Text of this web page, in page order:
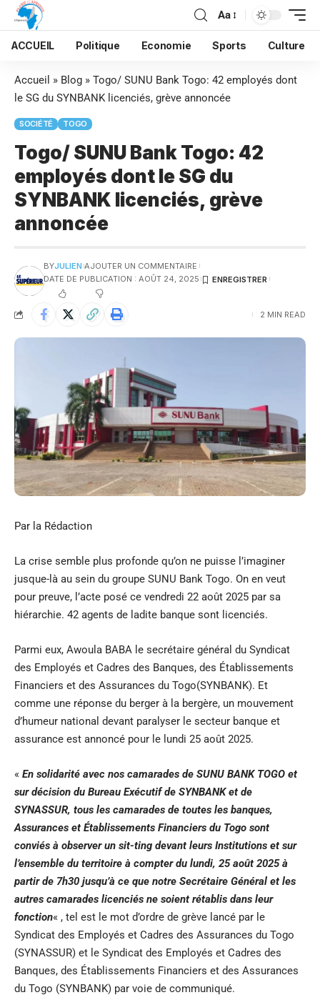
Aa
ACCUEIL Politique Economie Sports Culture
Accueil » Blog » Togo/ SUNU Bank Togo: 42 employés dont
le SG du SYNBANK licenciés, grève annoncée
SOCIÉTÉ TOGO
Togo/ SUNU Bank Togo: 42
employés dont le SG du
SYNBANK licenciés, grève
annoncée
BYJULIEN AJOUTER UN COMMENTAIRE
DATE DE PUBLICATION : AOÛT 24, 2025
2 MIN READ
Par la Rédaction
La crise semble plus profonde qu’on ne puisse l’imaginer
jusque-là au sein du groupe SUNU Bank Togo. On en veut
pour preuve, l’acte posé ce vendredi 22 août 2025 par sa
hiérarchie. 42 agents de ladite banque sont licenciés.
Parmi eux, Awoula BABA le secrétaire général du Syndicat
des Employés et Cadres des Banques, des Établissements
Financiers et des Assurances du Togo(SYNBANK). Et
comme une réponse du berger à la bergère, un mouvement
d’humeur national devant paralyser le secteur banque et
assurance est annoncé pour le lundi 25 août 2025.
« En solidarité avec nos camarades de SUNU BANK TOGO et
sur décision du Bureau Exécutif de SYNBANK et de
SYNASSUR, tous les camarades de toutes les banques,
Assurances et Établissements Financiers du Togo sont
conviés à observer un sit-ting devant leurs Institutions et sur
l’ensemble du territoire à compter du lundi, 25 août 2025 à
partir de 7h30 jusqu’à ce que notre Secrétaire Général et les
autres camarades licenciés ne soient rétablis dans leur
fonction« , tel est le mot d’ordre de grève lancé par le
Syndicat des Employés et Cadres des Assurances du Togo
(SYNASSUR) et le Syndicat des Employés et Cadres des
Banques, des Établissements Financiers et des Assurances
du Togo (SYNBANK) par voie de communiqué.